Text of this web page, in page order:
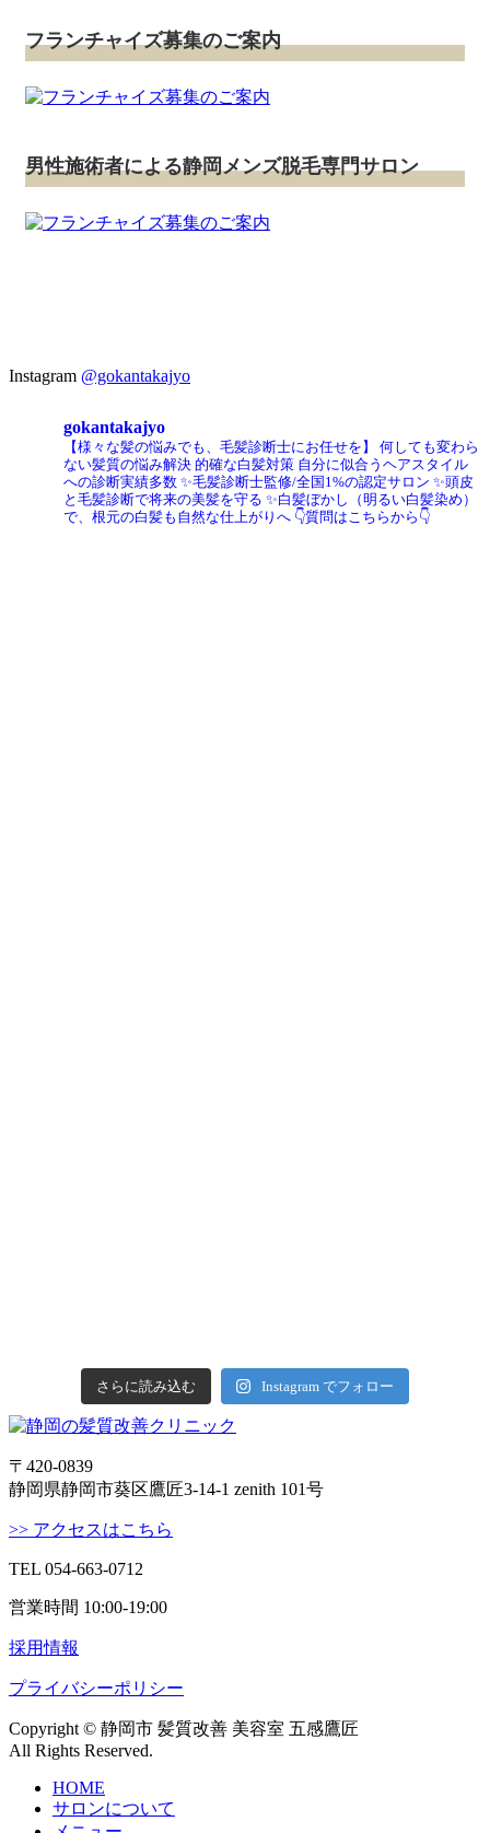
フランチャイズ募集のご案内
男性施術者による静岡メンズ脱毛専門サロン
Instagram @gokantakajyo
gokantakajyo
【様々な髪の悩みでも、毛髪診断士にお任せを】
何しても変わら
ない髪質の悩み解決 的確な白髪対策 自分に似合うヘアスタイル
への診断実績多数 ✨毛髪診断士監修/全国1%の認定サロン ✨頭皮
と毛髪診断で将来の美髪を守る ✨白髪ぼかし（明るい白髪染め）
で、根元の白髪も自然な仕上がりへ 👇質問はこちらから👇
さらに読み込む Instagram でフォロー
〒420-0839
静岡県静岡市葵区鷹匠3-14-1 zenith 101号
>> アクセスはこちら
TEL 054-663-0712
営業時間 10:00-19:00
採用情報
プライバシーポリシー
Copyright © 静岡市 髪質改善 美容室 五感鷹匠
All Rights Reserved.
HOME
サロンについて